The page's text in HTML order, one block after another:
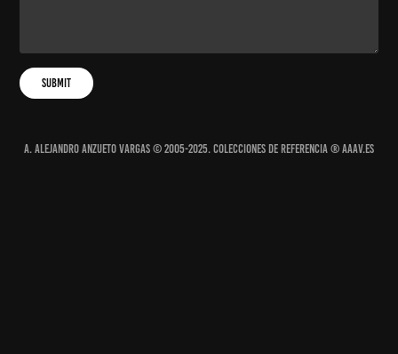
Submit
A. Alejandro Anzueto Vargas © 2005-2025. Colecciones de Referencia ® AAAV.ES